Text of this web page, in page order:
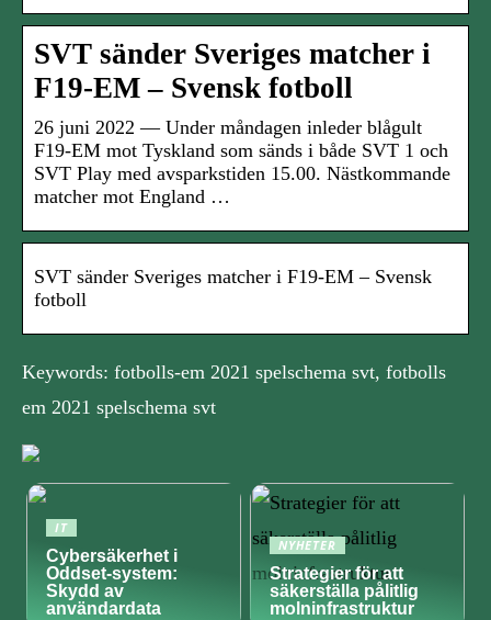
SVT sänder Sveriges matcher i
F19-EM – Svensk fotboll
26 juni 2022 — Under måndagen inleder blågult
F19-EM mot Tyskland som sänds i både SVT 1 och
SVT Play med avsparkstiden 15.00. Nästkommande
matcher mot England …
SVT sänder Sveriges matcher i F19-EM – Svensk
fotboll
Keywords: fotbolls-em 2021 spelschema svt, fotbolls
em 2021 spelschema svt
IT
Cybersäkerhet i
Oddset-system:
Skydd av
användardata
NYHETER
Strategier för att
säkerställa pålitlig
molninfrastruktur